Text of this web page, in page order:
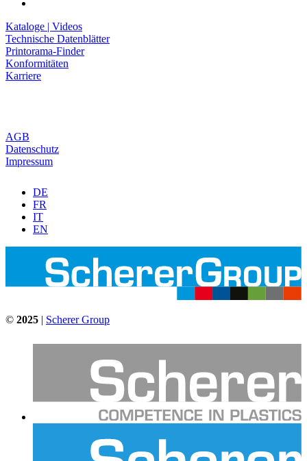
Kataloge | Videos
Technische Datenblätter
Printorama-Finder
Konformitäten
Karriere
AGB
Datenschutz
Impressum
DE
FR
IT
EN
© 2025 | Scherer Group